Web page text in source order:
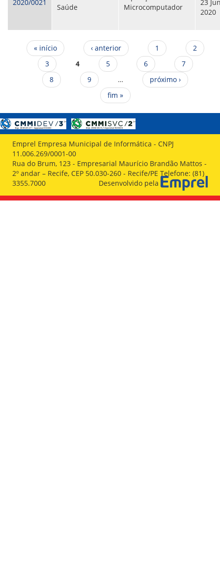
2020/0021
Saúde
Microcomputador
23
2020
Páginas
« início ‹ anterior 1
2
3
4 5 6
7
8
9 …
próximo ›
fim »
Emprel Empresa Municipal de Informática - CNPJ
11.006.269/0001-00
Rua do Brum, 123 - Empresarial Maurício Brandão Mattos -
2º andar – Recife, CEP 50.030-260 - Recife/PE Telefone: (81)
3355.7000
Desenvolvido pela